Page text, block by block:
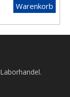
Warenkorb